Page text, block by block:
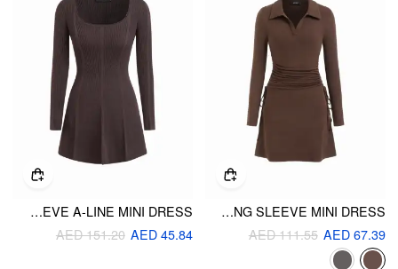
POLO NECK DRAWSTRING RUCHED LONG SLEEVE MINI DRESS
AED 67.39
AED 111.55
KNIT SCOOP NECKLINE LONG SLEEVE A-LINE MINI DRESS
AED 45.84
AED 151.20